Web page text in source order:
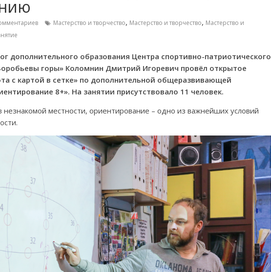
Мастерство и творчество, Мастерство и творчество, Мастерство и
дополнительного образования Центра спортивно-патриотического
горы» Коломнин Дмитрий Игоревич провёл открытое
с картой в сетке» по дополнительной общеразвивающей
8+». На занятии присутствовало 11 человек.
незнакомой местности, ориентирование – одно из важнейших условий